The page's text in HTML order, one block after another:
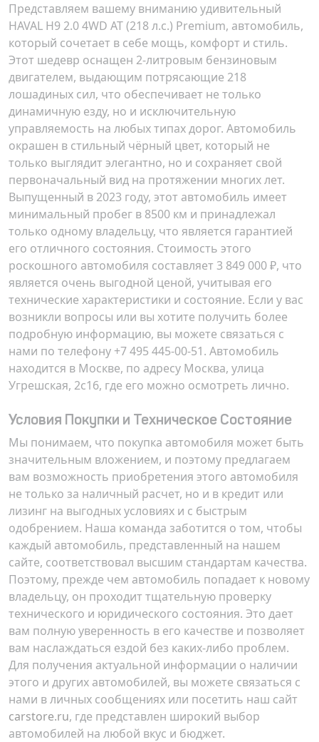
Представляем вашему вниманию удивительный
HAVAL H9 2.0 4WD AT (218 л.с.) Premium, автомобиль,
который сочетает в себе мощь, комфорт и стиль.
Этот шедевр оснащен 2-литровым бензиновым
двигателем, выдающим потрясающие 218
лошадиных сил, что обеспечивает не только
динамичную езду, но и исключительную
управляемость на любых типах дорог. Автомобиль
окрашен в стильный чёрный цвет, который не
только выглядит элегантно, но и сохраняет свой
первоначальный вид на протяжении многих лет.
Выпущенный в 2023 году, этот автомобиль имеет
минимальный пробег в 8500 км и принадлежал
только одному владельцу, что является гарантией
его отличного состояния. Стоимость этого
роскошного автомобиля составляет3 849 000 ₽, что
является очень выгодной ценой, учитывая его
технические характеристики и состояние. Если у вас
возникли вопросы или вы хотите получить более
подробную информацию, вы можете связаться с
нами по телефону +7 495 445-00-51. Автомобиль
находится в Москве, по адресу Москва, улица
Угрешская, 2с16, где его можно осмотреть лично.
Условия Покупки и Техническое Состояние
Мы понимаем, что покупка автомобиля может быть
значительным вложением, и поэтому предлагаем
вам возможность приобретения этого автомобиля
не только за наличный расчет, но и в кредит или
лизинг на выгодных условиях и с быстрым
одобрением. Наша команда заботится о том, чтобы
каждый автомобиль, представленный на нашем
сайте, соответствовал высшим стандартам качества.
Поэтому, прежде чем автомобиль попадает к новому
владельцу, он проходит тщательную проверку
технического и юридического состояния. Это дает
вам полную уверенность в его качестве и позволяет
вам наслаждаться ездой без каких-либо проблем.
Для получения актуальной информации о наличии
этого и других автомобилей, вы можете связаться с
нами в личных сообщениях или посетить наш сайт
carstore.ru, где представлен широкий выбор
автомобилей на любой вкус и бюджет.